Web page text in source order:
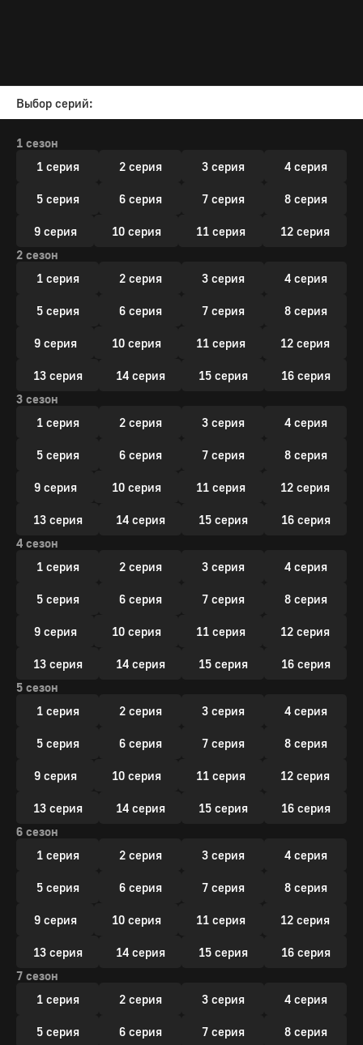
Выбор серий:
1 сезон
1 серия
2 серия 3 серия 4 серия
5 серия 6 серия 7 серия 8 серия
9 серия 10 серия 11 серия
12 серия
2 сезон
1 серия
2 серия 3 серия 4 серия
5 серия 6 серия 7 серия 8 серия
9 серия 10 серия 11 серия 12 серия
13 серия 14 серия 15 серия
16 серия
3 сезон
1 серия
2 серия 3 серия 4 серия
5 серия 6 серия 7 серия 8 серия
9 серия 10 серия 11 серия 12 серия
13 серия 14 серия 15 серия
16 серия
4 сезон
1 серия
2 серия 3 серия 4 серия
5 серия 6 серия 7 серия 8 серия
9 серия 10 серия 11 серия 12 серия
13 серия 14 серия 15 серия
16 серия
5 сезон
1 серия
2 серия 3 серия 4 серия
5 серия 6 серия 7 серия 8 серия
9 серия 10 серия 11 серия 12 серия
13 серия 14 серия 15 серия
16 серия
6 сезон
1 серия
2 серия 3 серия 4 серия
5 серия 6 серия 7 серия 8 серия
9 серия 10 серия 11 серия 12 серия
13 серия 14 серия 15 серия
16 серия
7 сезон
1 серия
2 серия 3 серия 4 серия
5 серия 6 серия 7 серия 8 серия